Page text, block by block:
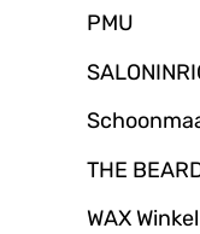
PMU
THE
WAX Winkel